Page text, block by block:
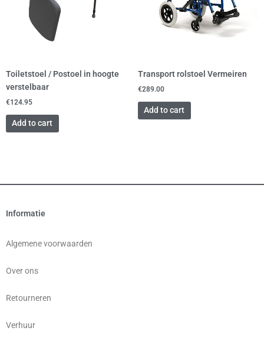
Toiletstoel / Postoel in hoogte
verstelbaar
€124.95
Add to cart
Transport rolstoel Vermeiren
€289.00
Add to cart
Informatie
Algemene voorwaarden
Over ons
Retourneren
Verhuur